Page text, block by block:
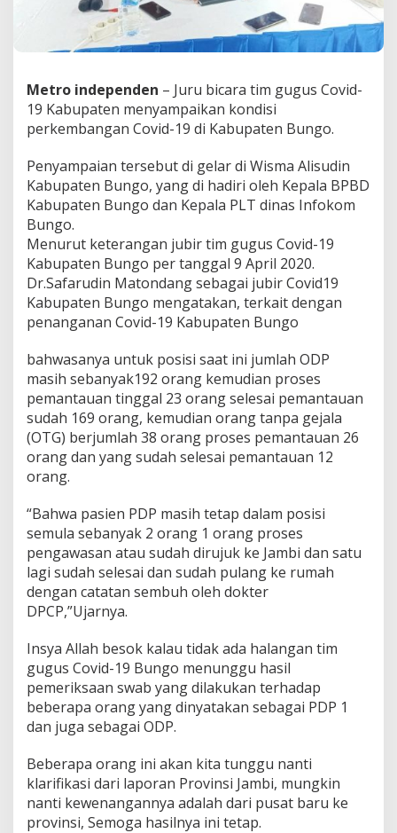
a
g
g
l
0
9
A
r
i
l
h
u
n
2
0
2
D
i
K
a
b
u
p
n
B
u
n
g
o
D
P
:
1
9
r
n
g
Metro independen – Juru bicara tim gugus Covid-
19 Kabupaten menyampaikan kondisi
perkembangan Covid-19 di Kabupaten Bungo.
Penyampaian tersebut di gelar di Wisma Alisudin
Kabupaten Bungo, yang di hadiri oleh Kepala BPBD
Kabupaten Bungo dan Kepala PLT dinas Infokom
Bungo.
Menurut keterangan jubir tim gugus Covid-19
Kabupaten Bungo per tanggal 9 April 2020.
Dr.Safarudin Matondang sebagai jubir Covid19
Kabupaten Bungo mengatakan, terkait dengan
penanganan Covid-19 Kabupaten Bungo
bahwasanya untuk posisi saat ini jumlah ODP
masih sebanyak192 orang kemudian proses
pemantauan tinggal 23 orang selesai pemantauan
sudah 169 orang, kemudian orang tanpa gejala
(OTG) berjumlah 38 orang proses pemantauan 26
orang dan yang sudah selesai pemantauan 12
orang.
“Bahwa pasien PDP masih tetap dalam posisi
semula sebanyak 2 orang 1 orang proses
pengawasan atau sudah dirujuk ke Jambi dan satu
lagi sudah selesai dan sudah pulang ke rumah
dengan catatan sembuh oleh dokter
DPCP,”Ujarnya.
Insya Allah besok kalau tidak ada halangan tim
gugus Covid-19 Bungo menunggu hasil
pemeriksaan swab yang dilakukan terhadap
beberapa orang yang dinyatakan sebagai PDP 1
dan juga sebagai ODP.
Beberapa orang ini akan kita tunggu nanti
klarifikasi dari laporan Provinsi Jambi, mungkin
nanti kewenangannya adalah dari pusat baru ke
provinsi, Semoga hasilnya ini tetap.